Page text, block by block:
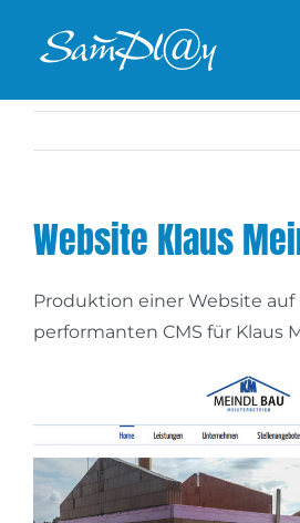
Inhalt
Website Klaus
Produktion einer Website auf
performanten CMS für Klaus